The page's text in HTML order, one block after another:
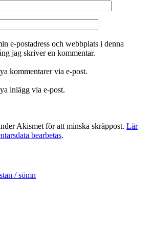
e-postadress och webbplats i denna
jag skriver en kommentar.
kommentarer via e-post.
inlägg via e-post.
Akismet för att minska skräppost. Lär
bearbetas.
/ sömn